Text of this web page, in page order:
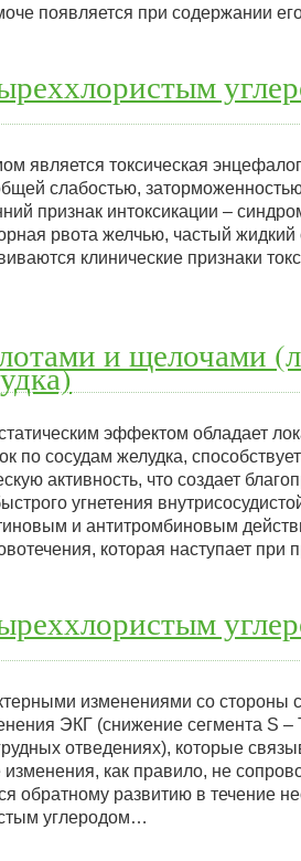
появляется при содержании
является токсическая
слабостью,
признак интоксикации –
рвота желчью, частый
клинические признаки
и щелочами
эффектом обладает
по сосудам желудка,
активность, что создает
угнетения
и антитромбиновым
которая наступает
изменениями со стороны
ЭКГ (снижение сегмента S –
отведениях), которые
как правило, не
обратному развитию в течение
углеродом…